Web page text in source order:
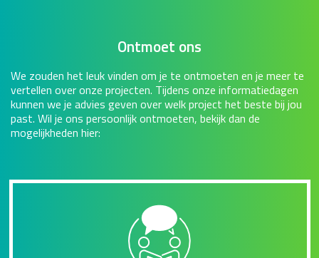
Ontmoet ons
We zouden het leuk vinden om je te ontmoeten en je meer te
vertellen over onze projecten. Tijdens onze informatiedagen
kunnen we je advies geven over welk project het beste bij jou
past. Wil je ons persoonlijk ontmoeten, bekijk dan de
mogelijkheden hier: